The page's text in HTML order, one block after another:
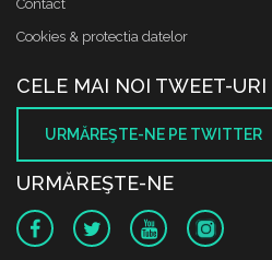
Contact
Cookies & protectia datelor
CELE MAI NOI TWEET-URI
URMĂREŞTE-NE PE TWITTER
URMĂREŞTE-NE